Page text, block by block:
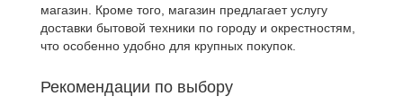
магазин. Кроме того, магазин предлагает услугу
доставки бытовой техники по городу и окрестностям,
что особенно удобно для крупных покупок.
Рекомендации по выбору